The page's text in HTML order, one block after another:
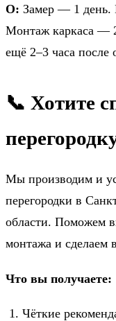
О: Замер — 1 день.
Монтаж каркаса —
ещё 2–3 часа после
📞 Хотите
Мы производим и
перегородки в
области. Поможем
монтажа и сделаем
Что вы получаете:
Чёткие